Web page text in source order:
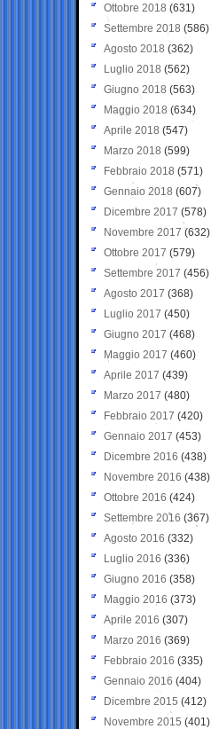
Ottobre 2018 (631)
Settembre 2018 (586)
Agosto 2018 (362)
Luglio 2018 (562)
Giugno 2018 (563)
Maggio 2018 (634)
Aprile 2018 (547)
Marzo 2018 (599)
Febbraio 2018 (571)
Gennaio 2018 (607)
Dicembre 2017 (578)
Novembre 2017 (632)
Ottobre 2017 (579)
Settembre 2017 (456)
Agosto 2017 (368)
Luglio 2017 (450)
Giugno 2017 (468)
Maggio 2017 (460)
Aprile 2017 (439)
Marzo 2017 (480)
Febbraio 2017 (420)
Gennaio 2017 (453)
Dicembre 2016 (438)
Novembre 2016 (438)
Ottobre 2016 (424)
Settembre 2016 (367)
Agosto 2016 (332)
Luglio 2016 (336)
Giugno 2016 (358)
Maggio 2016 (373)
Aprile 2016 (307)
Marzo 2016 (369)
Febbraio 2016 (335)
Gennaio 2016 (404)
Dicembre 2015 (412)
Novembre 2015 (401)